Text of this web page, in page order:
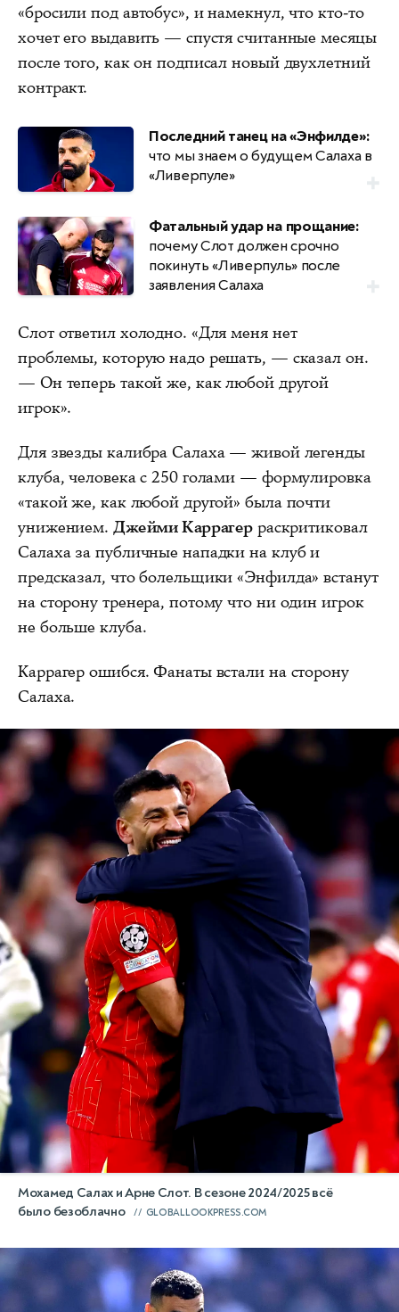
«бросили под автобус», и намекнул, что кто-то
хочет его выдавить — спустя считанные месяцы
после того, как он подписал новый двухлетний
контракт.
Последний танец на «Энфилде»:
что мы знаем о будущем Салаха в
«Ливерпуле»
Фатальный удар на прощание:
почему Слот должен срочно
покинуть «Ливерпуль» после
заявления Салаха
Слот ответил холодно. «Для меня нет
проблемы, которую надо решать, — сказал он.
— Он теперь такой же, как любой другой
игрок».
Для звезды калибра Салаха — живой легенды
клуба, человека с 250 голами — формулировка
«такой же, как любой другой» была почти
унижением. Джейми Каррагерраскритиковал
Салаха за публичные нападки на клуб и
предсказал, что болельщики «Энфилда» встанут
на сторону тренера, потому что ни один игрок
не больше клуба.
Каррагер ошибся. Фанаты встали на сторону
Салаха.
Мохамед Салах и Арне Слот. В сезоне 2024/2025 всё
было безоблачно
GLOBALLOOKPRESS.COM